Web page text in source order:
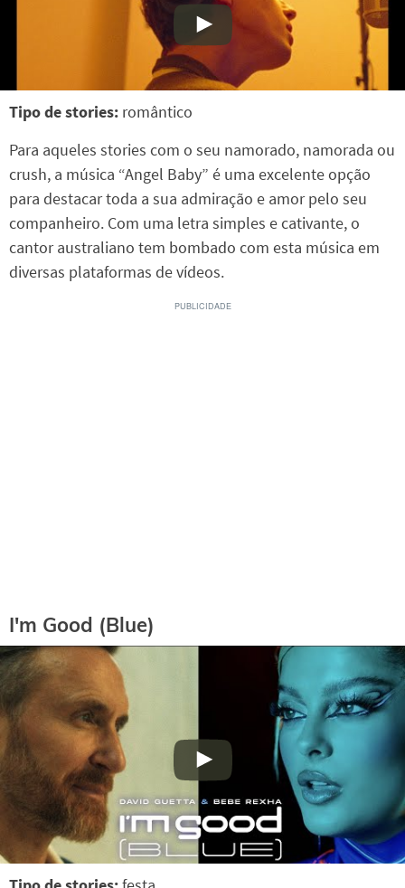
Tipo de stories: romântico
Para aqueles stories com o seu namorado, namorada ou
crush, a música “Angel Baby” é uma excelente opção
para destacar toda a sua admiração e amor pelo seu
companheiro. Com uma letra simples e cativante, o
cantor australiano tem bombado com esta música em
diversas plataformas de vídeos.
I'm Good (Blue)